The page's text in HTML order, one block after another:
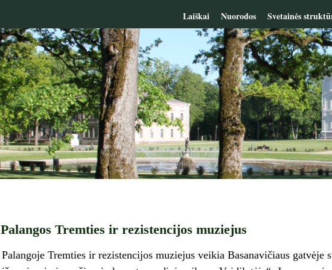
Laiškai Nuorodos Svetainės
Palangos Tremties ir rezistencijos muziejus
Palangoje Tremties ir rezistencijos muziejus veikia Basanavičiaus gatvėje